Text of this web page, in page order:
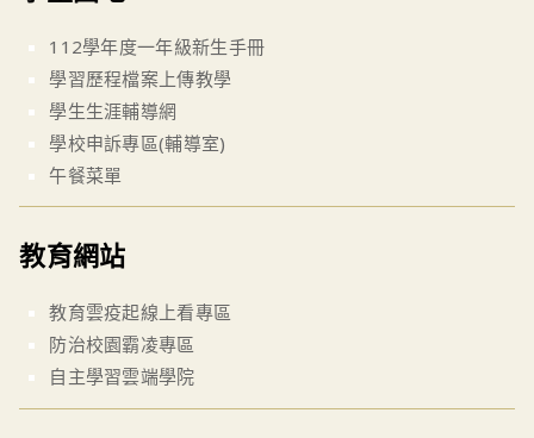
112學年度一年級新生手冊
學習歷程檔案上傳教學
學生生涯輔導網
學校申訴專區(輔導室)
午餐菜單
教育網站
教育雲疫起線上看專區
防治校園霸凌專區
自主學習雲端學院